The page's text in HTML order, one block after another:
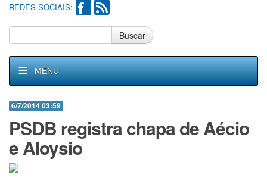
REDES SOCIAIS:
Buscar
MENU
6/7/2014 03:59
PSDB registra chapa de Aécio
e Aloysio